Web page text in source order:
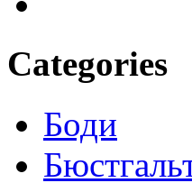
Categories
Боди